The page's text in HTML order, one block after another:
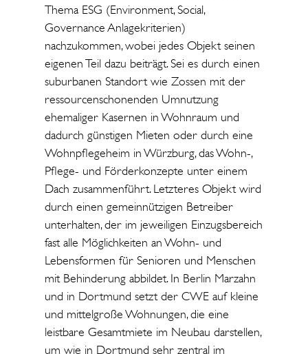
Thema ESG (Environment, Social,
Governance Anlagekriterien)
nachzukommen, wobei jedes Objekt seinen
eigenen Teil dazu beiträgt. Sei es durch einen
suburbanen Standort wie Zossen mit der
ressourcenschonenden Umnutzung
ehemaliger Kasernen in Wohnraum und
dadurch günstigen Mieten oder durch eine
Wohnpflegeheim in Würzburg, das Wohn-,
Pflege- und Förderkonzepte unter einem
Dach zusammenführt. Letzteres Objekt wird
durch einen gemeinnützigen Betreiber
unterhalten, der im jeweiligen Einzugsbereich
fast alle Möglichkeiten an Wohn- und
Lebensformen für Senioren und Menschen
mit Behinderung abbildet. In Berlin Marzahn
und in Dortmund setzt der CWE auf kleine
und mittelgroße Wohnungen, die eine
leistbare Gesamtmiete im Neubau darstellen,
um wie in Dortmund sehr zentral im